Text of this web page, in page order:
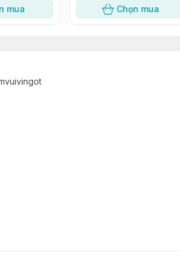
mua Chọn mua